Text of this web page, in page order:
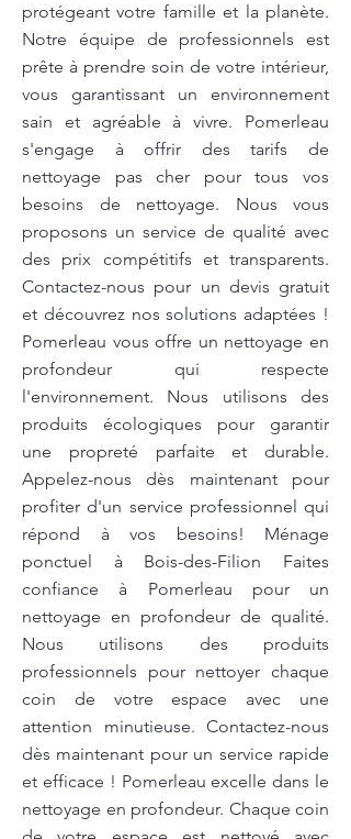
protégeant votre famille et la planète.
Notre équipe de professionnels est
prête à prendre soin de votre intérieur,
vous garantissant un environnement
sain et agréable à vivre. Pomerleau
s'engage à offrir des tarifs de
nettoyage pas cher pour tous vos
besoins de nettoyage. Nous vous
proposons un service de qualité avec
des prix compétitifs et transparents.
Contactez-nous pour un devis gratuit
et découvrez nos solutions adaptées !
Pomerleau vous offre un nettoyage en
profondeur qui respecte
l'environnement. Nous utilisons des
produits écologiques pour garantir
une propreté parfaite et durable.
Appelez-nous dès maintenant pour
profiter d'un service professionnel qui
répond à vos besoins! Ménage
ponctuel à Bois-des-Filion Faites
confiance à Pomerleau pour un
nettoyage en profondeur de qualité.
Nous utilisons des produits
professionnels pour nettoyer chaque
coin de votre espace avec une
attention minutieuse. Contactez-nous
dès maintenant pour un service rapide
et efficace ! Pomerleau excelle dans le
nettoyage en profondeur. Chaque coin